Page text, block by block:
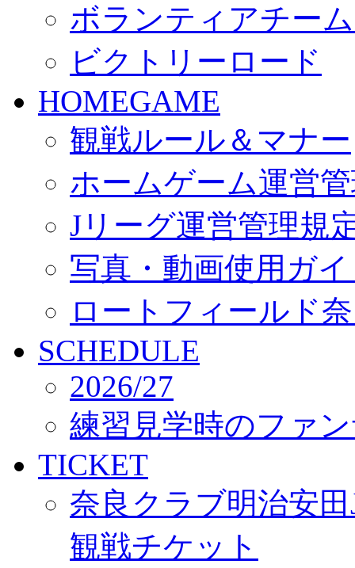
ボランティアチー
ビクトリーロード
HOMEGAME
観戦ルール＆マナー
ホームゲーム運営
Jリーグ運営管理規
写真・動画使用ガ
ロートフィールド
SCHEDULE
2026/27
練習見学時のファ
TICKET
奈良クラブ明治安
観戦チケット